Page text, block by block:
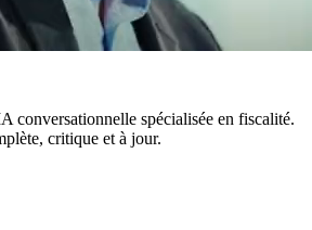
conversationnelle spécialisée en fiscalité.
critique et à jour.